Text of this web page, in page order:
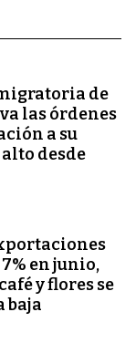
de
las órdenes
a su
desde
en junio,
y flores se
baja